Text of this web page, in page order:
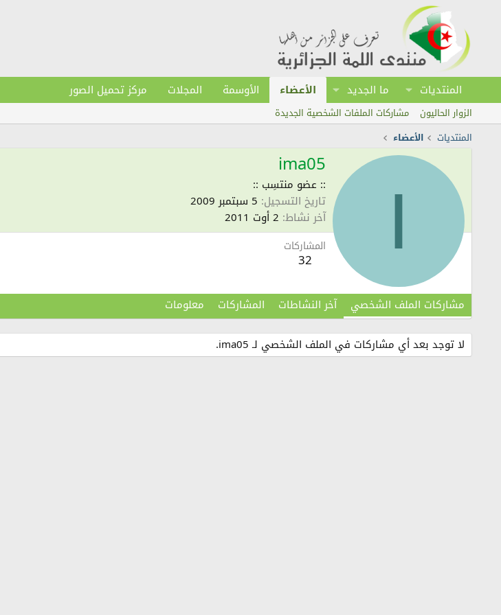
المنتديات ما الجديد الأعضاء الأوسمة المجلات مركز تحميل الصور
الزوار الحاليون
مشاركات الملفات الشخصية الجديدة
المنتديات
الأعضاء
I
ima05
:: عضو منتسِب ::
تاريخ التسجيل 5 سبتمبر 2009
آخر نشاط 2 أوت 2011
المشاركات
32
مشاركات الملف الشخصي آخر النشاطات المشاركات معلومات
لا توجد بعد أي مشاركات في الملف الشخصي لـ ima05.